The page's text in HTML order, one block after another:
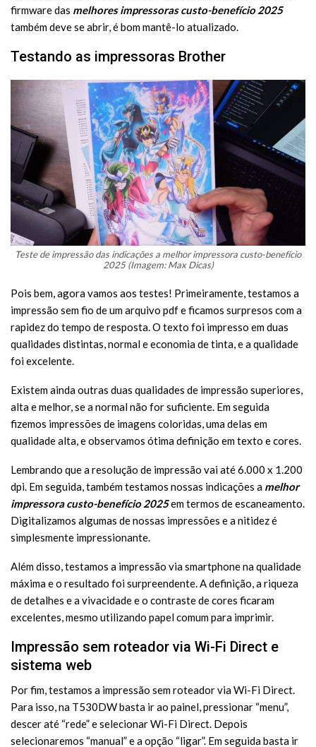
firmware das melhores impressoras custo-benefício 2025
também deve se abrir, é bom mantê-lo atualizado.
Testando as impressoras Brother
Teste de impressão das indicações a melhor impressora custo-benefício
2025 (Imagem: Max Dicas)
Pois bem, agora vamos aos testes! Primeiramente, testamos a
impressão sem fio de um arquivo pdf e ficamos surpresos com a
rapidez do tempo de resposta. O texto foi impresso em duas
qualidades distintas, normal e economia de tinta, e a qualidade
foi excelente.
Existem ainda outras duas qualidades de impressão superiores,
alta e melhor, se a normal não for suficiente. Em seguida
fizemos impressões de imagens coloridas, uma delas em
qualidade alta, e observamos ótima definição em texto e cores.
Lembrando que a resolução de impressão vai até 6.000 x 1.200
dpi. Em seguida, também testamos nossas indicações a melhor
impressoracusto-benefício 2025em termos de escaneamento.
Digitalizamos algumas de nossas impressões e a nitidez é
simplesmente impressionante.
Além disso, testamos a impressão via smartphone na qualidade
máxima e o resultado foi surpreendente. A definição, a riqueza
de detalhes e a vivacidade e o contraste de cores ficaram
excelentes, mesmo utilizando papel comum para imprimir.
Impressão sem roteador via Wi-Fi Direct e
sistema web
Por fim, testamos a impressão sem roteador via Wi-Fi Direct.
Para isso, na T530DW basta ir ao painel, pressionar “menu”,
descer até “rede” e selecionar Wi-Fi Direct. Depois
selecionaremos “manual” e a opção “ligar”. Em seguida basta ir